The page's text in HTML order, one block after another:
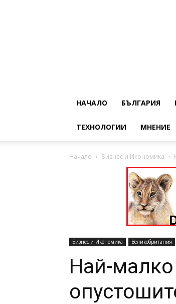
НАЧАЛО БЪЛГАРИЯ
ТЕХНОЛОГИИ МНЕНИЕ
Начало Бизнес и Икономика
Бизнес и Икономика Великобритания
Най-